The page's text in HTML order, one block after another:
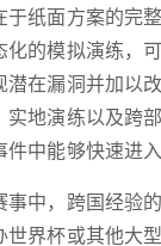
纸面方案的完
的模拟演练，
在漏洞并加以
地演练以及跨
中能够快速进入
中，跨国经验
界杯或其他大